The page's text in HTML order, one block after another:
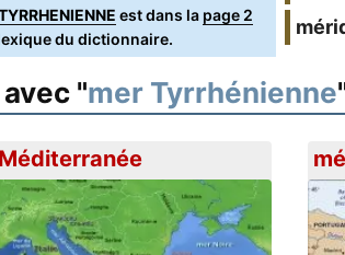
est dans la page 2
du dictionnaire.
"mer Tyrrhénienne